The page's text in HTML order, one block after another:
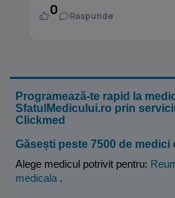
0 Raspunde
Programează-te rapid la
SfatulMedicului.ro prin
Clickmed
Găsești peste 7500 de
Alege medicul potrivit pentru:
medicala .